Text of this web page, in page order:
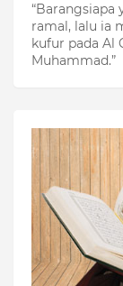
ramal, lalu ia
kufur pada Al
Muhammad.”